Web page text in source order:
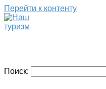
Перейти к контенту
Поиск: